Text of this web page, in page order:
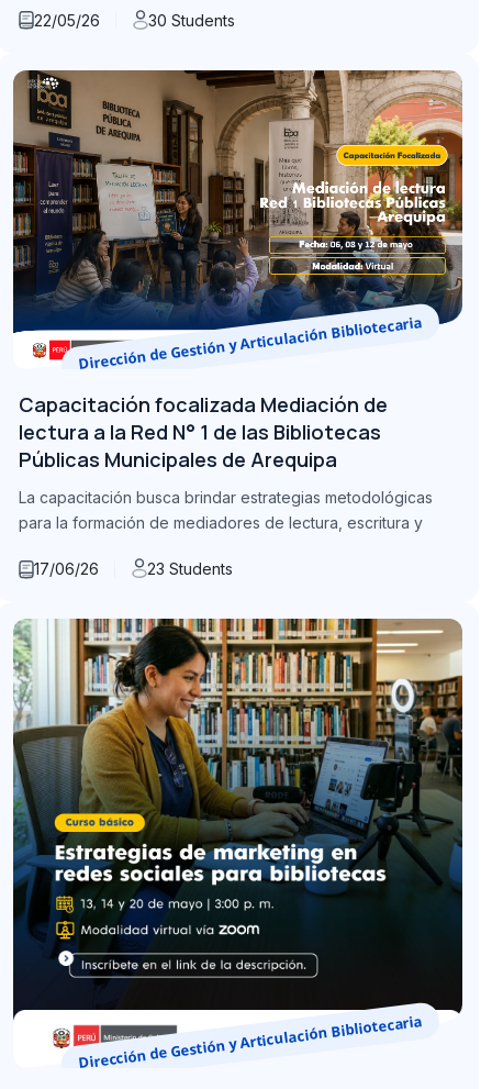
22/05/26 30 Students
Dirección de Gestión y Articulación Bibliotecaria
Capacitación focalizada Mediación de
lectura a la Red N° 1 de las Bibliotecas
Públicas Municipales de Arequipа
La capacitación busca brindar estrategias metodológicas
para la formación de mediadores de lectura, escritura y
17/06/26 23 Students
Dirección de Gestión y Articulación Bibliotecaria